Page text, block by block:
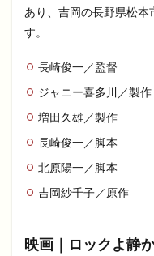
あり、吉岡の長野県松
す。
長崎俊一／監督
ジャニー喜多川／製作
増田久雄／製作
長崎俊一／脚本
北原陽一／脚本
吉岡紗千子／原作
映画｜ロックよ静